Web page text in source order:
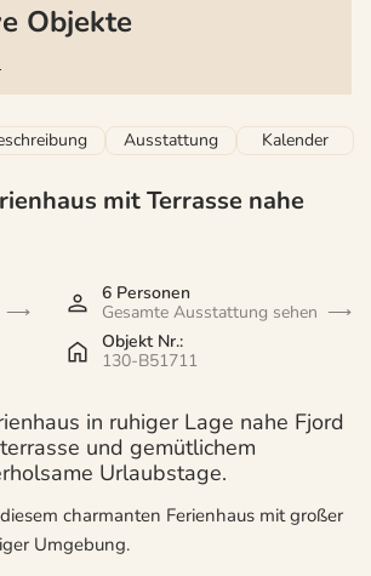
Objekte
Ausstattung Kalender
mit Terrasse nahe
6 Personen
Gesamte Ausstattung sehen
Objekt Nr.:
130-B51711
in ruhiger Lage nahe Fjord
und gemütlichem
Urlaubstage.
charmanten Ferienhaus mit großer
Umgebung.